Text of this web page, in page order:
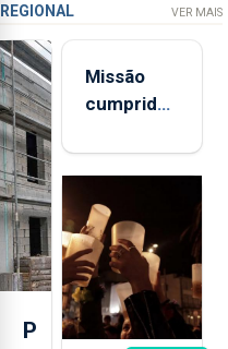
REGIONAL VER MAIS
P
Missão
cumprida:
açorianos
após
missão na
Roménia